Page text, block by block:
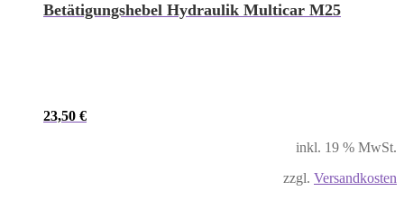
Betätigungshebel Hydraulik Multicar M25
23,50 €
inkl. 19 % MwSt.
zzgl. Versandkosten